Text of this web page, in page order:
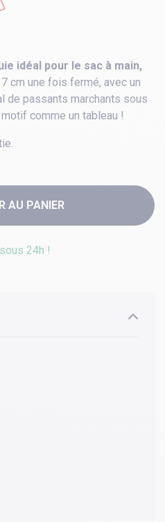
idéal pour le sac à main,
cm une fois fermé, avec un
de passants marchants sous
comme un tableau !
AU PANIER
24h !